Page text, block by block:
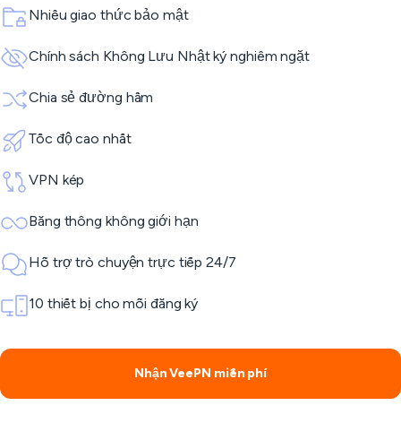
Nhiều giao thức bảo mật
Chính sách Không Lưu Nhật ký nghiêm ngặt
Chia sẻ đường hầm
Tốc độ cao nhất
VPN kép
Băng thông không giới hạn
Hỗ trợ trò chuyện trực tiếp 24/7
10 thiết bị cho mỗi đăng ký
Nhận VeePN miễn phí